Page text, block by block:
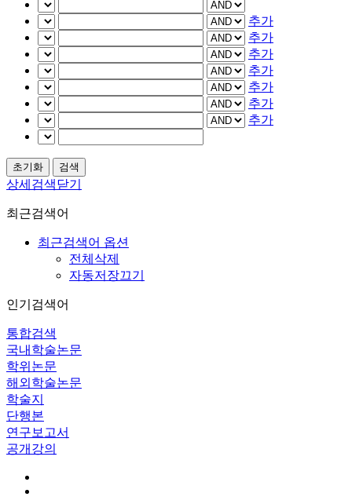
추가
추가
추가
추가
추가
추가
추가
상세검색닫기
최근검색어
최근검색어 옵션
전체삭제
자동저장끄기
인기검색어
통합검색
국내학술논문
학위논문
해외학술논문
학술지
단행본
연구보고서
공개강의